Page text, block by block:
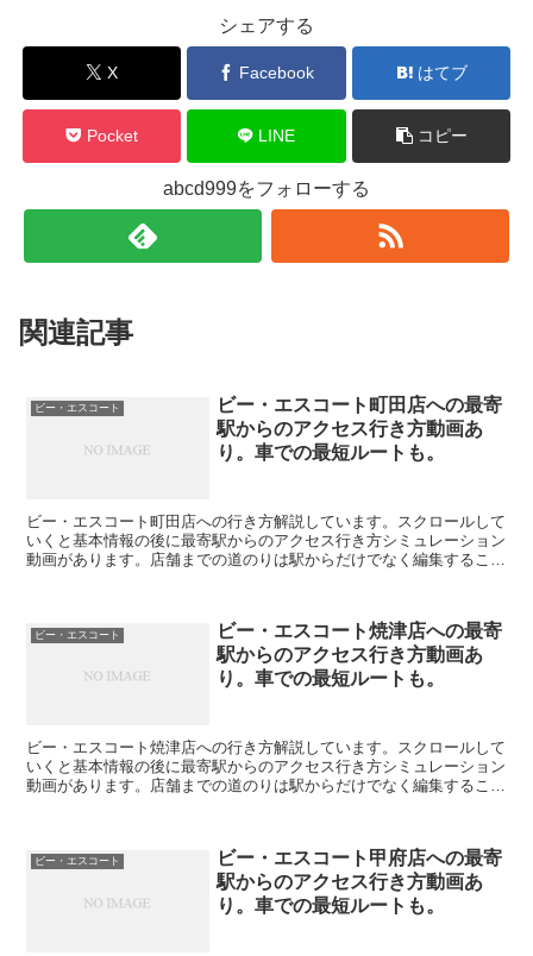
シェアする
X Facebook はてブ
Pocket LINE コピー
abcd999をフォローする
関連記事
ビー・エスコート
ビー・エスコート町田店への最寄
駅からのアクセス行き方動画あ
り。車での最短ルートも。
ビー・エスコート町田店への行き方解説しています。スクロールして
いくと基本情報の後に最寄駅からのアクセス行き方シミュレーション
動画があります。店舗までの道のりは駅からだけでなく編集すること
ビー・エスコート
ビー・エスコート焼津店への最寄
駅からのアクセス行き方動画あ
り。車での最短ルートも。
ビー・エスコート焼津店への行き方解説しています。スクロールして
いくと基本情報の後に最寄駅からのアクセス行き方シミュレーション
動画があります。店舗までの道のりは駅からだけでなく編集すること
ビー・エスコート
ビー・エスコート甲府店への最寄
駅からのアクセス行き方動画あ
り。車での最短ルートも。